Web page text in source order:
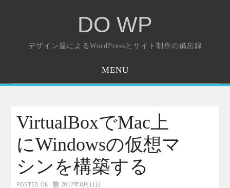
DO WP
デザイン屋によるWordPressとサイト制作の備忘録
MENU
VirtualBoxでMac上
にWindowsの仮想マ
シンを構築する
POSTED ON 2017年8月11日